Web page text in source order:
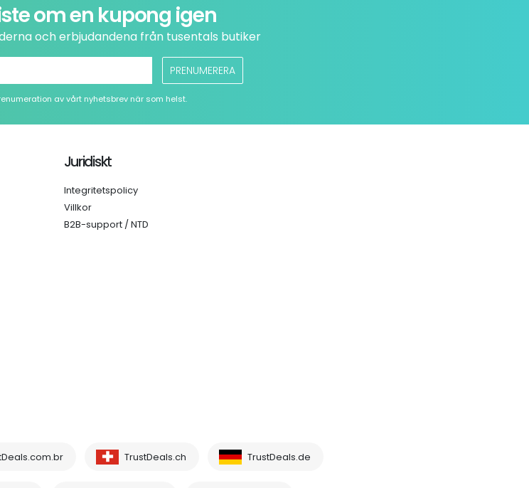
om en kupong igen
och erbjudandena från tusentals butiker
PRENUMERERA
av vårt nyhetsbrev när som helst.
Juridiskt
Integritetspolicy
Villkor
B2B-support / NTD
TrustDeals.ch TrustDeals.de